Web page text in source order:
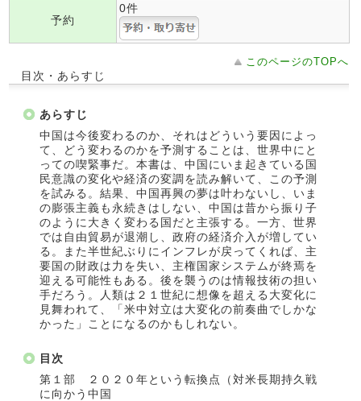
予約
0件
このページのTOPへ
目次・あらすじ
あらすじ
中国は今後変わるのか、それはどういう要因によっ
て、どう変わるのかを予測することは、世界中にと
っての喫緊事だ。本書は、中国にいま起きている国
民意識の変化や経済の変調を読み解いて、この予測
を試みる。結果、中国再興の夢は叶わないし、いま
の膨張主義も永続きはしない、中国は昔から振り子
のように大きく変わる国だと主張する。一方、世界
では自由貿易が退潮し、政府の経済介入が増してい
る。また半世紀ぶりにインフレが戻ってくれば、主
要国の財政は力を失い、主権国家システムが終焉を
迎える可能性もある。後を襲うのは情報技術の担い
手だろう。人類は２１世紀に想像を超える大変化に
見舞われて、「米中対立は大変化の前奏曲でしかな
かった」ことになるのかもしれない。
目次
第１部 ２０２０年という転換点（対米長期持久戦
に向かう中国